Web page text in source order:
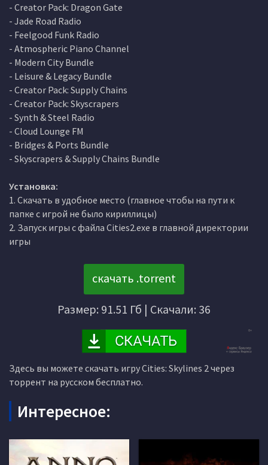
- Creator Pack: Dragon Gate
- Jade Road Radio
- Feelgood Funk Radio
- Atmospheric Piano Channel
- Modern City Bundle
- Leisure & Legacy Bundle
- Creator Pack: Supply Chains
- Creator Pack: Skyscrapers
- Synth & Steel Radio
- Cloud Lounge FM
- Bridges & Ports Bundle
- Skyscrapers & Supply Chains Bundle
Установка:
1. Скачать в удобное место (главное чтобы на пути к
папке с игрой не было кириллицы)
2. Запуск игры с файла Cities2.exe в главной директории
игры
скачать .torrent
Размер: 91.51 Гб | Скачали: 36
Здесь вы можете скачать игру Cities: Skylines 2 через
торрент на русском бесплатно.
Интересное: